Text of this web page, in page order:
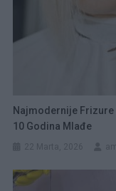
Najmodernije Frizure
10 Godina Mlađe